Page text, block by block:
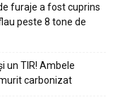
furaje a fost cuprins
peste 8 tone de
un TIR! Ambele
carbonizat